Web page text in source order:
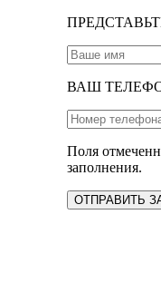
ВАШ
Поля
заполнения.
ОТПРАВИТЬ